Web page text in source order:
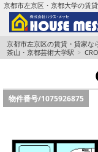
京都市左京区・京都大学の賃
TOPページ
地域から検索
京都市左京区の賃貸・貸家な
茶山・京都芸術大学駅
物件番号/1075926875